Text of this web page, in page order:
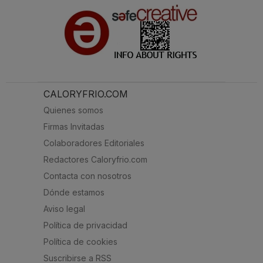
CALORYFRIO.COM
Quienes somos
Firmas Invitadas
Colaboradores Editoriales
Redactores Caloryfrio.com
Contacta con nosotros
Dónde estamos
Aviso legal
Política de privacidad
Política de cookies
Suscribirse a RSS